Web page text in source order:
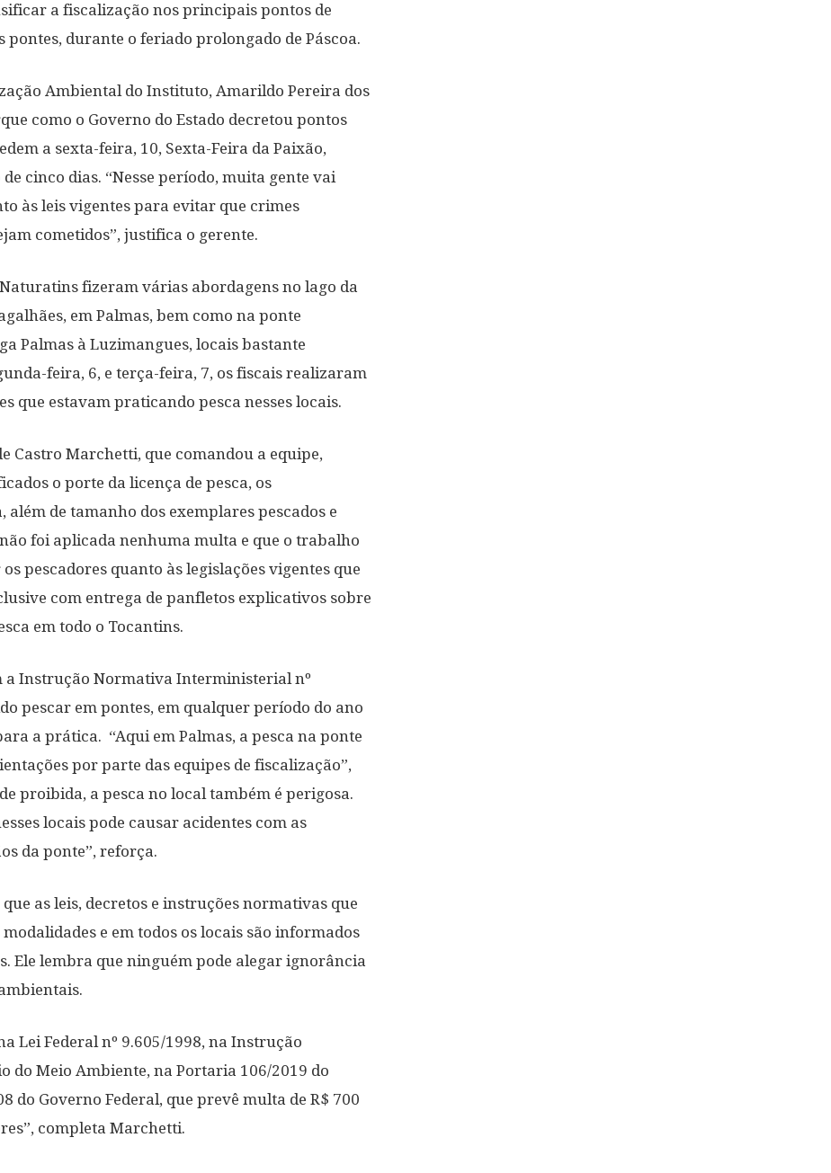
a fiscalização nos principais pontos de
pontes, durante o feriado prolongado de Páscoa.
Ambiental do Instituto, Amarildo Pereira dos
como o Governo do Estado decretou pontos
a sexta-feira, 10, Sexta-Feira da Paixão,
cinco dias. “Nesse período, muita gente vai
às leis vigentes para evitar que crimes
cometidos”, justifica o gerente.
fizeram várias abordagens no lago da
em Palmas, bem como na ponte
Palmas à Luzimangues, locais bastante
feira, 6, e terça-feira, 7, os fiscais realizaram
que estavam praticando pesca nesses locais.
Castro Marchetti, que comandou a equipe,
o porte da licença de pesca, os
além de tamanho dos exemplares pescados e
foi aplicada nenhuma multa e que o trabalho
pescadores quanto às legislações vigentes que
com entrega de panfletos explicativos sobre
em todo o Tocantins.
a Instrução Normativa Interministerial nº
pescar em pontes, em qualquer período do ano
a prática. “Aqui em Palmas, a pesca na ponte
por parte das equipes de fiscalização”,
proibida, a pesca no local também é perigosa.
locais pode causar acidentes com as
da ponte”, reforça.
as leis, decretos e instruções normativas que
e em todos os locais são informados
Ele lembra que ninguém pode alegar ignorância
Lei Federal nº 9.605/1998, na Instrução
do Meio Ambiente, na Portaria 106/2019 do
do Governo Federal, que prevê multa de R$ 700
completa Marchetti.